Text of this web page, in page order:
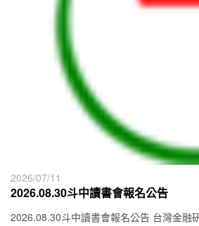
2026/07/11
2026.08.30斗中讀書會報名公告
2026.08.30斗中讀書會報名公告 台灣金融